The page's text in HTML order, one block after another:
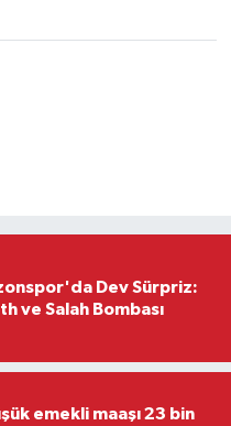
Dev Sürpriz:
ve Salah Bombası
emekli maaşı 23 bin